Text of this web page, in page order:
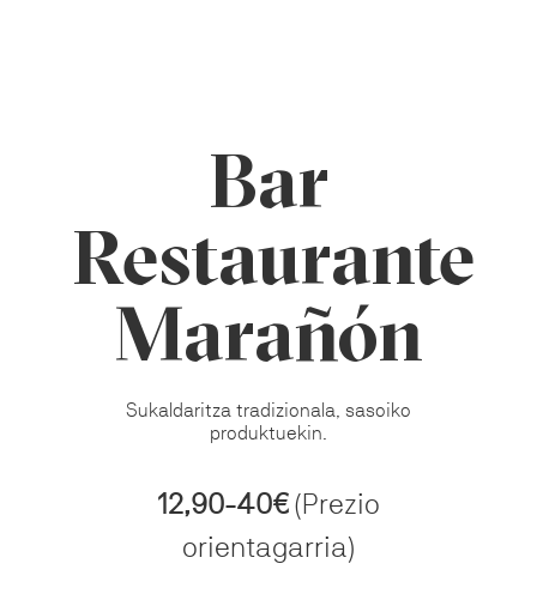
Bar
Restaurante
Marañón
Sukaldaritza tradizionala, sasoiko
produktuekin.
12,90-40€(Prezio
orientagarria)